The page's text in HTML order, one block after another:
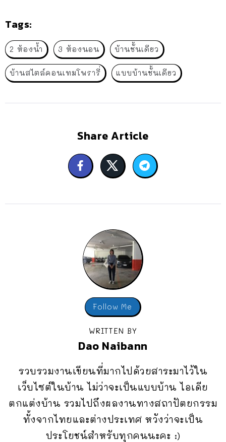
Tags:
2 ห้องน้ำ 3 ห้องนอน บ้านชั้นเดียว
บ้านสไตล์คอนเทมโพรารี่ แบบบ้านชั้นเดียว
Share Article
Follow Me
WRITTEN BY
Dao Naibann
รวบรวมงานเขียนที่มากไปด้วยสาระมาไว้ใน
เว็บไซต์ในบ้าน ไม่ว่าจะเป็นแบบบ้าน ไอเดีย
ตกแต่งบ้าน รวมไปถึงผลงานทางสถาปัตยกรรม
ทั้งจากไทยและต่างประเทศ หวังว่าจะเป็น
ประโยชน์สำหรับทุกคนนะคะ :)